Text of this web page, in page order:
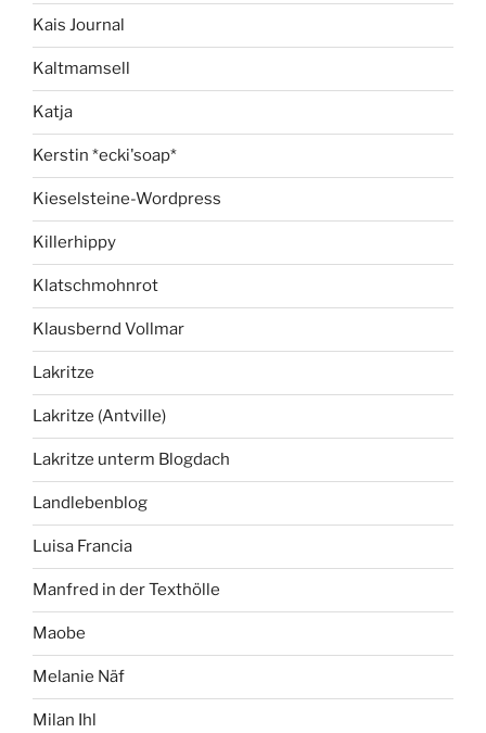
Kais Journal
Kaltmamsell
Katja
Kerstin *ecki'soap*
Kieselsteine-Wordpress
Killerhippy
Klatschmohnrot
Klausbernd Vollmar
Lakritze
Lakritze (Antville)
Lakritze unterm Blogdach
Landlebenblog
Luisa Francia
Manfred in der Texthölle
Maobe
Melanie Näf
Milan Ihl